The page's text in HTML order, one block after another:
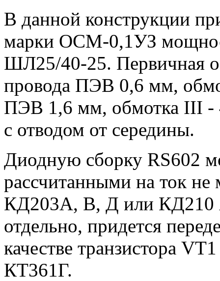
В данной конструкции
марки ОСМ-0,1УЗ
ШЛ25/40-25. Первичная
провода ПЭВ 0,6 мм,
ПЭВ 1,6 мм, обмотка III -
с отводом от середины.
Диодную сборку RS602
рассчитанными на ток
КД203А, В, Д или КД210
отдельно, придется
качестве транзистора
КТ361Г.